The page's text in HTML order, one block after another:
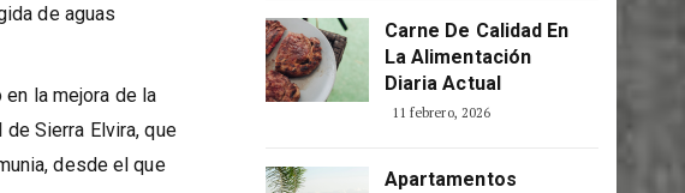
de aguas
la mejora de la
Sierra Elvira, que
desde el que
Carne De Calidad En
La Alimentación
Diaria Actual
11 febrero, 2026
Apartamentos